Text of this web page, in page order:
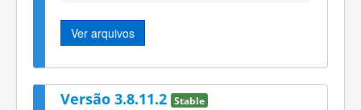
Ver arquivos
Versão 3.8.11.2 Stable